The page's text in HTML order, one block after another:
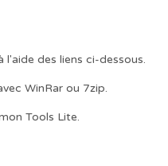
l'aide des liens ci-dessous.
WinRar ou 7zip.
Tools Lite.